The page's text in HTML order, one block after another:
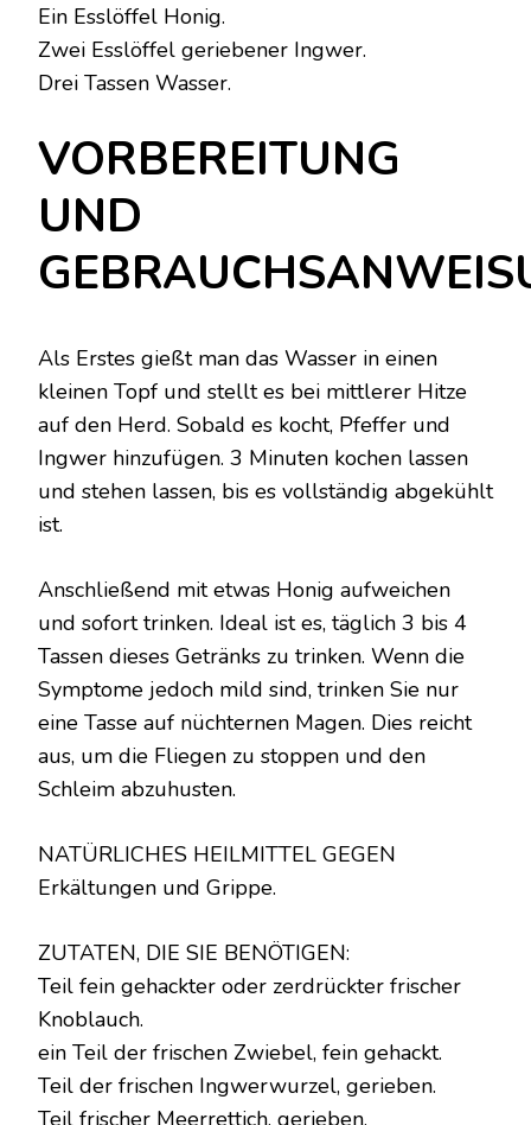
Ein Esslöffel Honig.
Zwei Esslöffel geriebener Ingwer.
Drei Tassen Wasser.
VORBEREITUNG
UND
Als Erstes gießt man das Wasser in einen
kleinen Topf und stellt es bei mittlerer Hitze
auf den Herd. Sobald es kocht, Pfeffer und
Ingwer hinzufügen. 3 Minuten kochen lassen
und stehen lassen, bis es vollständig abgekühlt
ist.
Anschließend mit etwas Honig aufweichen
und sofort trinken. Ideal ist es, täglich 3 bis 4
Tassen dieses Getränks zu trinken. Wenn die
Symptome jedoch mild sind, trinken Sie nur
eine Tasse auf nüchternen Magen. Dies reicht
aus, um die Fliegen zu stoppen und den
Schleim abzuhusten.
NATÜRLICHES HEILMITTEL GEGEN
Erkältungen und Grippe.
ZUTATEN, DIE SIE BENÖTIGEN:
Teil fein gehackter oder zerdrückter frischer
Knoblauch.
ein Teil der frischen Zwiebel, fein gehackt.
Teil der frischen Ingwerwurzel, gerieben.
Teil frischer Meerrettich, gerieben.